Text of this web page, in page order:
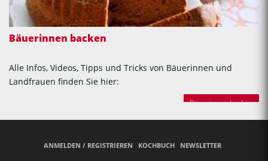
Bäuerinnen backen
Alle Infos, Videos, Tipps und Tricks von Bäuerinnen und
Landfrauen finden Sie hier:
Bäuerinnen backen
ANMELDEN / REGISTRIEREN KOCHBUCH NEWSLETTER